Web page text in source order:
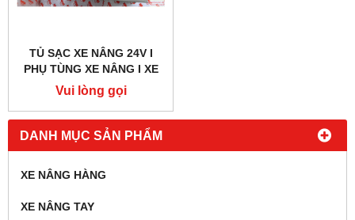
DANH MỤC SẢN PHẨM
XE NÂNG HÀNG
XE NÂNG TAY
TỦ SẠC XE NÂNG 24V I
PHỤ TÙNG XE NÂNG I XE
NÂNG SATO
Vui lòng gọi